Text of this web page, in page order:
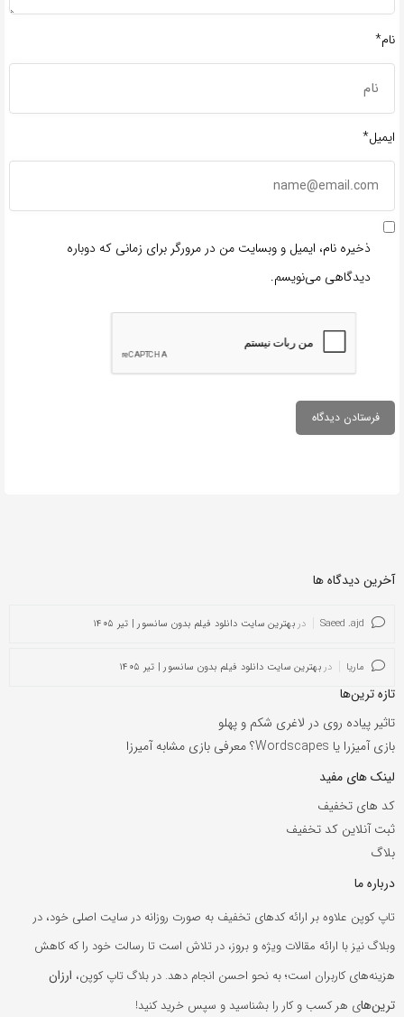
نام*
ایمیل*
ذخیره نام، ایمیل و وبسایت من در مرورگر برای زمانی که دوباره
دیدگاهی می‌نویسم.
آخرین دیدگاه ها
Saeed .ajd در بهترین سایت دانلود فیلم بدون سانسور | تیر ۱۴۰۵
ماریا در بهترین سایت دانلود فیلم بدون سانسور | تیر ۱۴۰۵
تازه ترین‌ها
تاثیر پیاده روی در لاغری شکم و پهلو
بازی آمیزرا یا Wordscapes؟ معرفی بازی مشابه آمیرزا
لینک های مفید
کد های تخفیف
ثبت آنلاین کد تخفیف
بلاگ
درباره ما
تاپ کوپن علاوه بر ارائه کدهای تخفیف به صورت روزانه در سایت اصلی خود، در
وبلاگ نیز با ارائه مقالات ویژه و بروز، در تلاش است تا رسالت خود را که کاهش
هزینه‌های کاربران است؛ به نحو احسن انجام دهد. در بلاگ تاپ کوپن، ارزان
ترین‌های هر کسب و کار را بشناسید و سپس خرید کنید!